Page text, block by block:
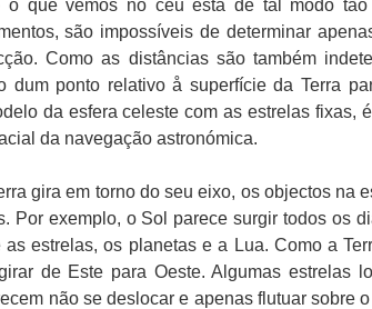
o que vemos no céu está de tal modo
são impossíveis de determinar
Como as distâncias são também
dum ponto relativo å superfície da Terra
da esfera celeste com as estrelas fixas,
da navegação astronómica.
gira em torno do seu eixo, os objectos na
Por exemplo, o Sol parece surgir todos os
as estrelas, os planetas e a Lua. Como a
de Este para Oeste. Algumas estrelas
não se deslocar e apenas flutuar sobre